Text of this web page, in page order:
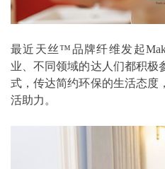
最近天丝™品牌纤维发起
业、不同领域的达人们都积极
式，传达简约环保的生活态度
活助力。